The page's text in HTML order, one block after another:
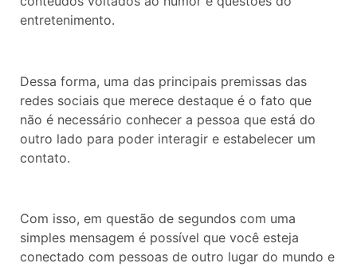
entretenimento.
Dessa forma, uma das principais premissas das
redes sociais que merece destaque é o fato que
não é necessário conhecer a pessoa que está do
outro lado para poder interagir e estabelecer um
contato.
Com isso, em questão de segundos com uma
simples mensagem é possível que você esteja
conectado com pessoas de outro lugar do mundo e